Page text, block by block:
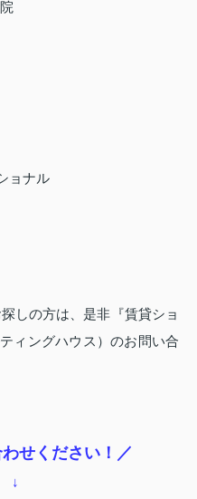
ョナル
しの方は、是非『賃貸ショ
ィングハウス）のお問い合
せください！／
↓